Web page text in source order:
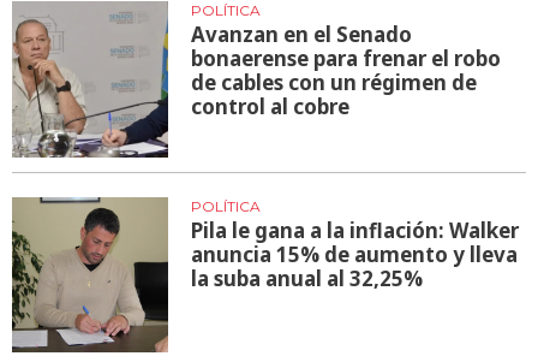
POLÍTICA
Avanzan en el Senado
bonaerense para frenar el robo
de cables con un régimen de
control al cobre
POLÍTICA
Pila le gana a la inflación: Walker
anuncia 15% de aumento y lleva
la suba anual al 32,25%